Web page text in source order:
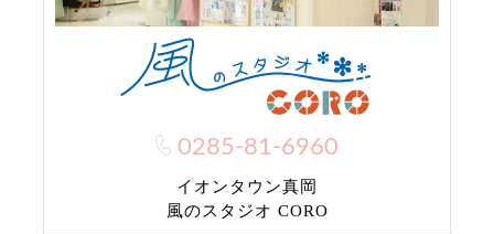
0285-81-6960
イオンタウン真岡
風のスタジオ CORO